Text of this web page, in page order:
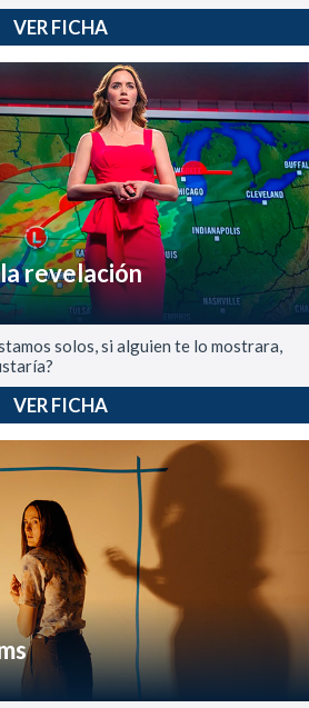
VER FICHA
revelación
solos, si alguien te lo mostrara,
VER FICHA